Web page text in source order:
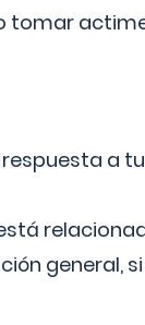
tomar
a
general,